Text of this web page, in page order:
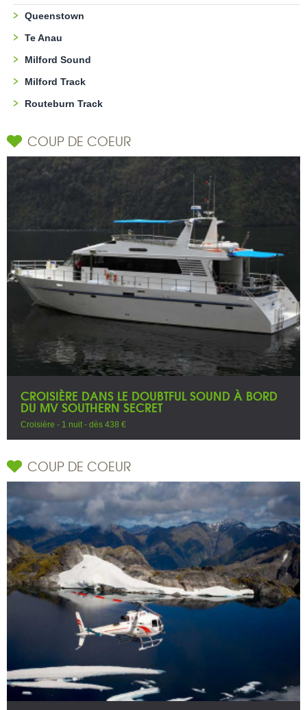
Queenstown
Te Anau
Milford Sound
Milford Track
Routeburn Track
COUP DE COEUR
CROISIÈRE DANS LE DOUBTFUL SOUND À BORD
DU MV SOUTHERN SECRET
Croisière - 1 nuit - dès 438 €
COUP DE COEUR